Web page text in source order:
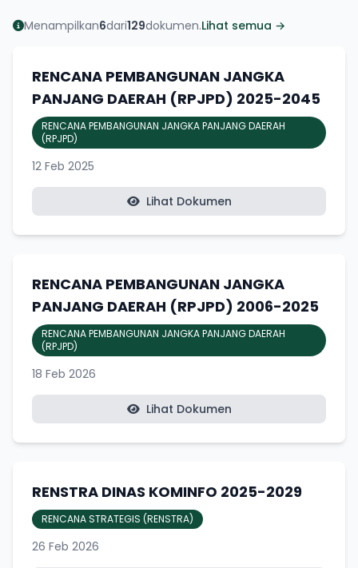
Menampilkan6dari129dokumen.Lihat semua →
RENCANA PEMBANGUNAN JANGKA
PANJANG DAERAH (RPJPD) 2025-2045
RENCANA PEMBANGUNAN JANGKA PANJANG DAERAH
(RPJPD)
12 Feb 2025
Lihat Dokumen
RENCANA PEMBANGUNAN JANGKA
PANJANG DAERAH (RPJPD) 2006-2025
RENCANA PEMBANGUNAN JANGKA PANJANG DAERAH
(RPJPD)
18 Feb 2026
Lihat Dokumen
RENSTRA DINAS KOMINFO 2025-2029
RENCANA STRATEGIS (RENSTRA)
26 Feb 2026